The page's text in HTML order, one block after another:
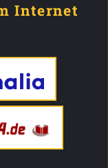
Internet